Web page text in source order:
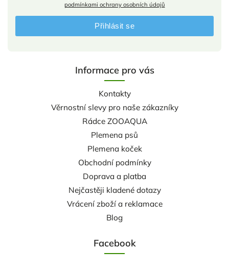
Informace pro vás
Kontakty
Věrnostní slevy pro naše zákazníky
Rádce ZOOAQUA
Plemena psů
Plemena koček
Obchodní podmínky
Doprava a platba
Nejčastěji kladené dotazy
Vrácení zboží a reklamace
Blog
Facebook
podmínkami ochrany osobních údajů
Přihlásit se